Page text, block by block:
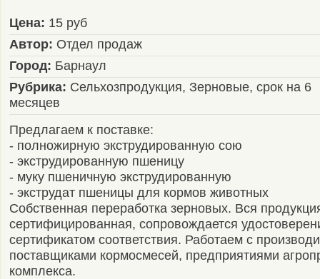
Цена: 15 руб
Автор: Отдел продаж
Город: Барнаул
Рубрика: Сельхозпродукция, Зерновые, срок на 6
месяцев
Предлагаем к поставке:
- полножирную экструдированную сою
- экструдированную пшеницу
- муку пшеничную экструдированную
- экструдат пшеницы для кормов животных
Собственная переработка зерновых. Вся
сертифицированная, сопровождается
сертификатом соответствия. Работаем с
поставщиками кормосмесей, предприятиями
комплекса.